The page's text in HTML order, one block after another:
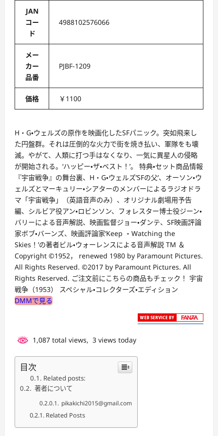
JAN
コー
ド
4988102576066
メー
カー
品番
PJBF-1209
価格 ￥1100
H・G・ウェルズの原作を映画化したSFパニック。突如飛来し
た円盤群。それは圧倒的な火力で街を焼き払い、軍隊をも壊
滅。やがて、人類に打つ手はなくなり、一気に異星人の侵略
が開始される。‘ハッピー・ザ・ベスト！’。 特典・セット商品情報
『宇宙戦争』の舞台裏、H・G・ウェルズ’SFの父’、オーソン・ウ
ェルズとマーキュリー・シアターのメンバーによるラジオドラ
マ「宇宙戦争」（英語音声のみ）、オリジナル劇場用予告
編、シルビア役アン・ロビンソン、フォレスター博士役ジーン・
バリーによる音声解説、映画監督ジョー・ダンテ、SF映画評論
家ボブ・バーンズ、映画評論家‘Keep ・Watching the
Skies！’の著者ビル・ウォーレンスによる音声解説 TM ＆
Copyright ©1952， renewed 1980 by Paramount Pictures.
All Rights Reserved. ©2017 by Paramount Pictures. All
Rights Reserved. ご注文前にこちらの商品もチェック！ 宇宙
戦争（1953） スペシャル・コレクターズ・エディション
DMMで見る
1,087 total views, 3 views today
目次
Related posts:
著者について
pikakichi2015@gmail.com
Related Posts